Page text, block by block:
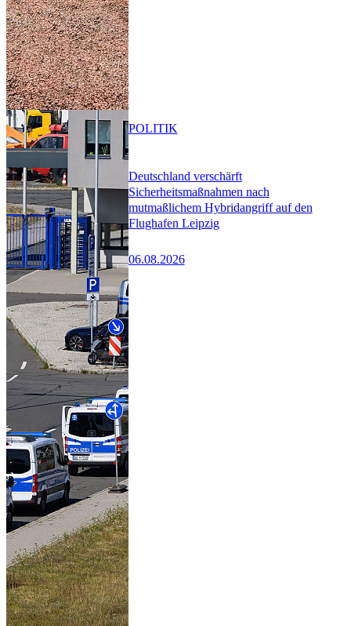
Deutschland verschärft
Sicherheitsmaßnahmen nach
mutmaßlichem Hybridangriff auf den
Flughafen Leipzig
06.08.2026
POLITIK